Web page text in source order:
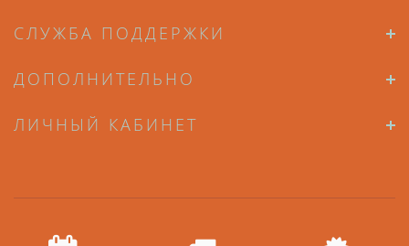
СЛУЖБА ПОДДЕРЖКИ
ДОПОЛНИТЕЛЬНО
ЛИЧНЫЙ КАБИНЕТ